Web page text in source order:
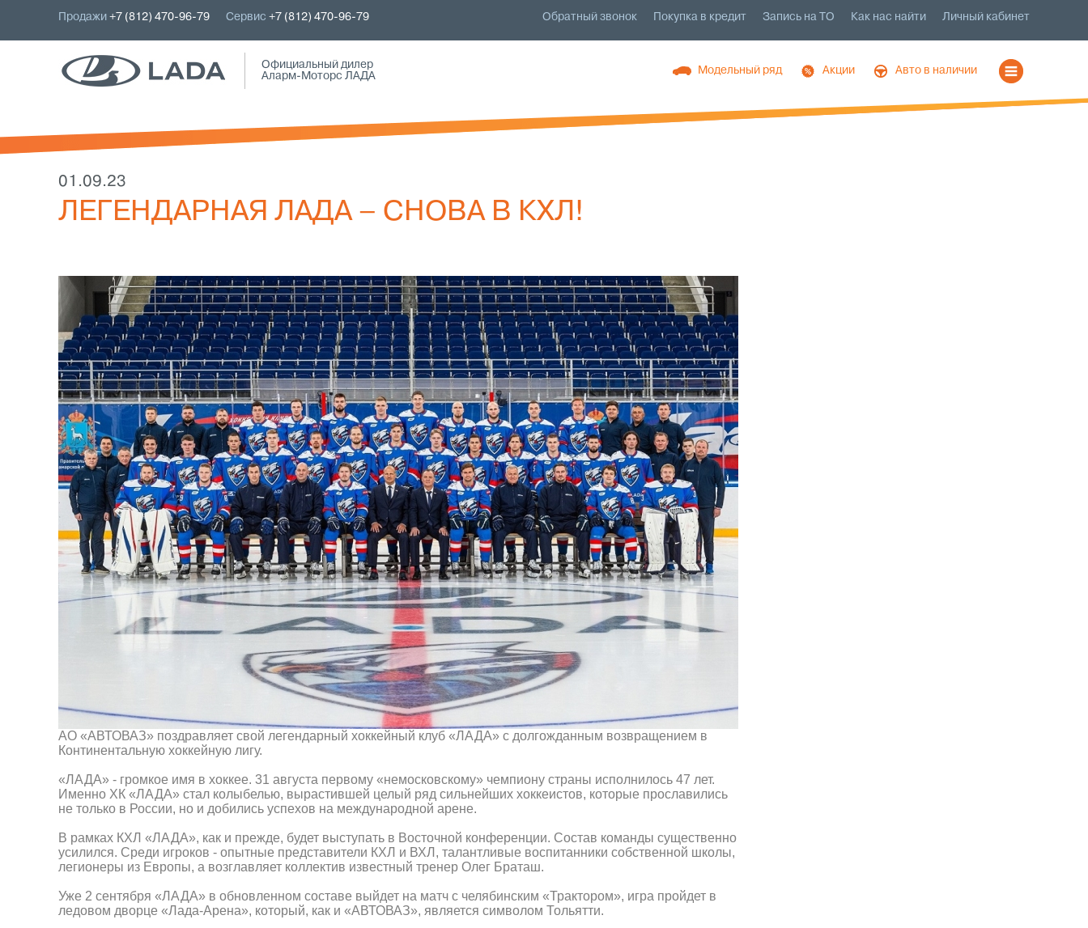
Личный кабинет
Как нас найти
Запись на ТО
Покупка в кредит
Обратный звонок
Продажи +7 (812) 470-96-79 Сервис +7 (812) 470-96-79
Авто в наличии
Акции
Модельный ряд
Официальный дилер
Аларм-Моторс ЛАДА
01.09.23
ЛЕГЕНДАРНАЯ ЛАДА – СНОВА В КХЛ!
АО «АВТОВАЗ» поздравляет свой легендарный хоккейный клуб «ЛАДА» с долгожданным возвращением в
Континентальную хоккейную лигу.
«ЛАДА» - громкое имя в хоккее. 31 августа первому «немосковскому» чемпиону страны исполнилось 47 лет.
Именно ХК «ЛАДА» стал колыбелью, вырастившей целый ряд сильнейших хоккеистов, которые прославились
не только в России, но и добились успехов на международной арене.
В рамках КХЛ «ЛАДА», как и прежде, будет выступать в Восточной конференции. Состав команды существенно
усилился. Среди игроков - опытные представители КХЛ и ВХЛ, талантливые воспитанники собственной школы,
легионеры из Европы, а возглавляет коллектив известный тренер Олег Браташ.
Уже 2 сентября «ЛАДА» в обновленном составе выйдет на матч с челябинским «Трактором», игра пройдет в
ледовом дворце «Лада-Арена», который, как и «АВТОВАЗ», является символом Тольятти.